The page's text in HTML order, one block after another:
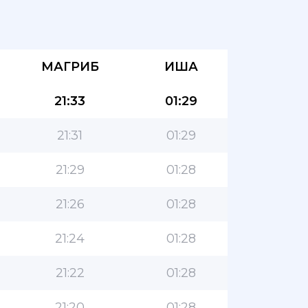
МАГРИБ ИША
21:33 01:29
21:31 01:29
21:29 01:28
21:26 01:28
21:24 01:28
21:22 01:28